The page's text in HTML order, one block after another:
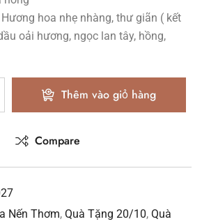
Hương hoa nhẹ nhàng, thư giãn ( kết
oải hương, ngọc lan tây, hồng,
Thêm vào giỏ hàng
Compare
Nến Thơm, Quà Tặng 20/10, Quà